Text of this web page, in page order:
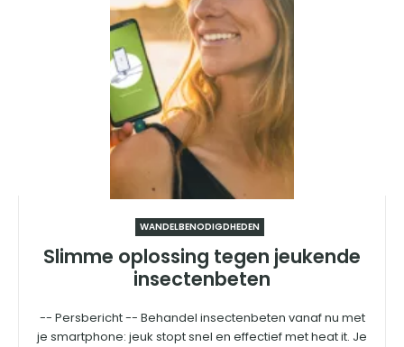
WANDELBENODIGDHEDEN
Slimme oplossing tegen jeukende
insectenbeten
-- Persbericht -- Behandel insectenbeten vanaf nu met
je smartphone: jeuk stopt snel en effectief met heat it. Je